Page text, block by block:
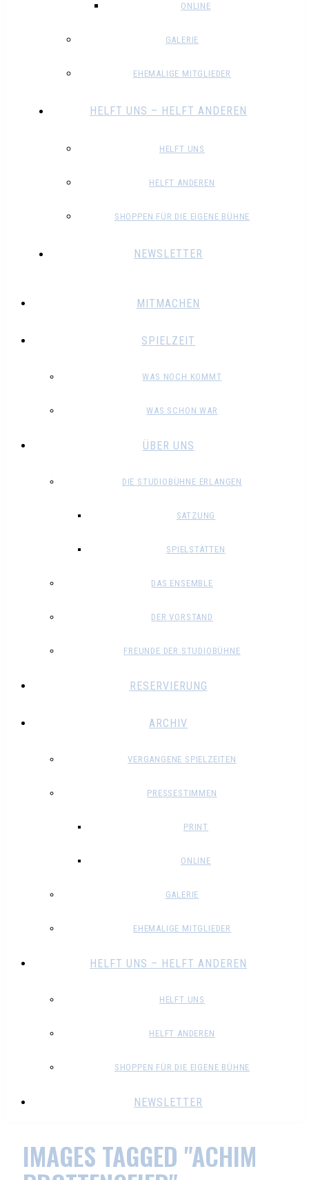
ONLINE
GALERIE
EHEMALIGE MITGLIEDER
HELFT UNS – HELFT ANDEREN
HELFT UNS
HELFT ANDEREN
SHOPPEN FÜR DIE EIGENE BÜHNE
NEWSLETTER
MITMACHEN
SPIELZEIT
WAS NOCH KOMMT
WAS SCHON WAR
ÜBER UNS
DIE STUDIOBÜHNE ERLANGEN
SATZUNG
SPIELSTÄTTEN
DAS ENSEMBLE
DER VORSTAND
FREUNDE DER STUDIOBÜHNE
RESERVIERUNG
ARCHIV
VERGANGENE SPIELZEITEN
PRESSESTIMMEN
PRINT
ONLINE
GALERIE
EHEMALIGE MITGLIEDER
HELFT UNS – HELFT ANDEREN
HELFT UNS
HELFT ANDEREN
SHOPPEN FÜR DIE EIGENE BÜHNE
NEWSLETTER
IMAGES TAGGED "ACHIM